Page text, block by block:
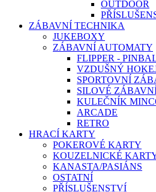
OUTDOOR
ZÁBAVNÍ TECHNIKA
JUKEBOXY
ZÁBAVNÍ AUTOMATY
FLIPPER -
VZDUŠNÝ
SPORTOVNÍ
SILOVÉ
KULEČNÍK
ARCADE
RETRO
HRACÍ KARTY
POKEROVÉ KARTY
KOUZELNICKÉ
KANASTA/PASIÁNS
OSTATNÍ
PŘÍSLUŠENSTVÍ